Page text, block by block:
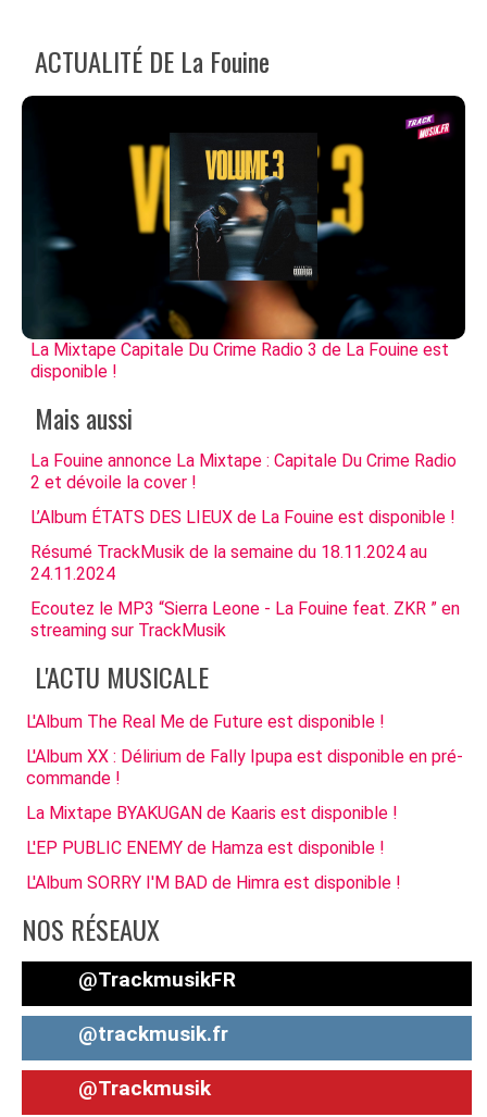
ACTUALITÉ DE La Fouine
La Mixtape Capitale Du Crime Radio 3 de La Fouine est
disponible !
Mais aussi
La Fouine annonce La Mixtape : Capitale Du Crime Radio
2 et dévoile la cover !
L’Album ÉTATS DES LIEUX de La Fouine est disponible !
Résumé TrackMusik de la semaine du 18.11.2024 au
24.11.2024
Ecoutez le MP3 “Sierra Leone - La Fouine feat. ZKR ” en
streaming sur TrackMusik
L'ACTU MUSICALE
L'Album The Real Me de Future est disponible !
L'Album XX : Délirium de Fally Ipupa est disponible en pré-
commande !
La Mixtape BYAKUGAN de Kaaris est disponible !
L'EP PUBLIC ENEMY de Hamza est disponible !
L'Album SORRY I'M BAD de Himra est disponible !
NOS RÉSEAUX
@TrackmusikFR
@trackmusik.fr
@Trackmusik